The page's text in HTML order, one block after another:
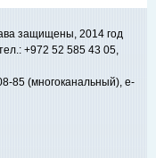
защищены, 2014 год
+972 52 585 43 05,
85 (многоканальный), e-